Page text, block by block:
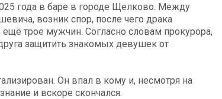
года в баре в городе Щелково. Между
возник спор, после чего драка
трое мужчин. Согласно словам прокурора,
защитить знакомых девушек от
Он впал в кому и, несмотря на
и вскоре скончался.